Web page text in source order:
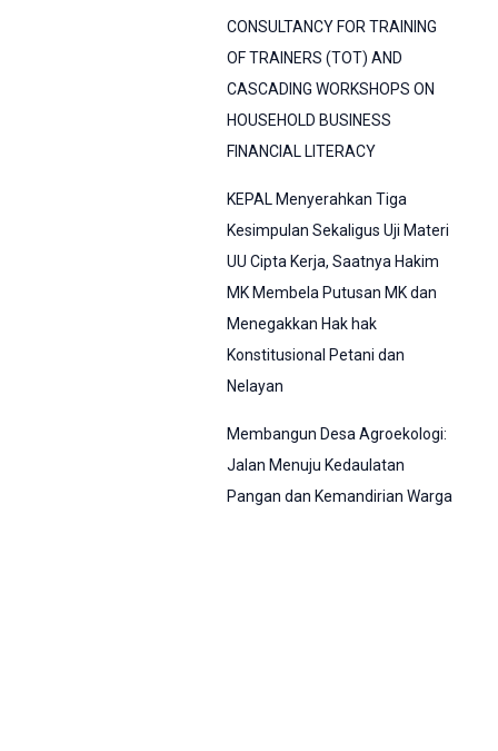
CONSULTANCY FOR TRAINING
OF TRAINERS (TOT) AND
CASCADING WORKSHOPS ON
HOUSEHOLD BUSINESS
FINANCIAL LITERACY
KEPAL Menyerahkan Tiga
Kesimpulan Sekaligus Uji Materi
UU Cipta Kerja, Saatnya Hakim
MK Membela Putusan MK dan
Menegakkan Hak hak
Konstitusional Petani dan
Nelayan
Membangun Desa Agroekologi:
Jalan Menuju Kedaulatan
Pangan dan Kemandirian Warga